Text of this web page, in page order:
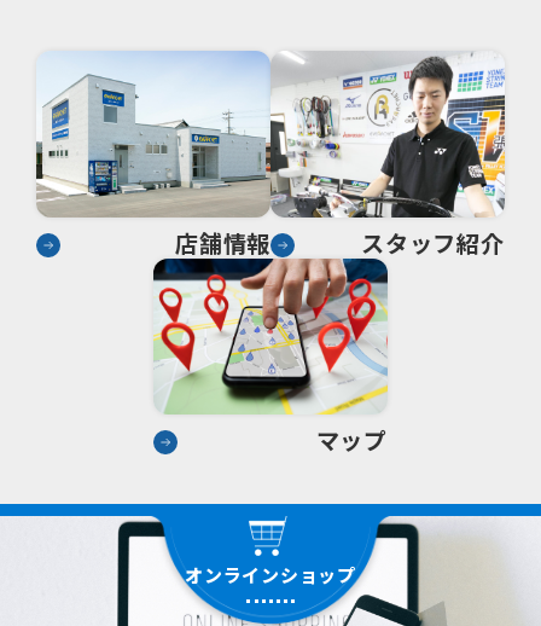
店舗情報 スタッフ紹介
マップ
オンラインショップ